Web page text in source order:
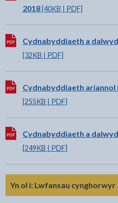
2018[40KB | PDF]
Lawrlwytho:
Cydnabyddiaeth a
[32KB | PDF]
Lawrlwytho:
Cydnabyddiaeth ariannol
[255KB | PDF]
Lawrlwytho:
Cydnabyddiaeth a
[249KB | PDF]
Yn ol i: Lwfansau cynghorwyr